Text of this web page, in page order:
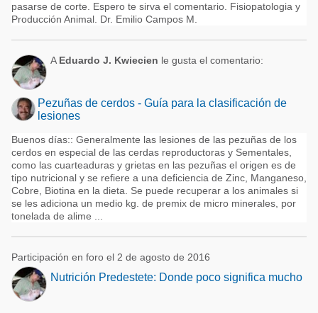
pasarse de corte. Espero te sirva el comentario. Fisiopatologia y
Producción Animal. Dr. Emilio Campos M.
A Eduardo J. Kwiecien le gusta el comentario:
Pezuñas de cerdos - Guía para la clasificación de
lesiones
Buenos días:: Generalmente las lesiones de las pezuñas de los
cerdos en especial de las cerdas reproductoras y Sementales,
como las cuarteaduras y grietas en las pezuñas el origen es de
tipo nutricional y se refiere a una deficiencia de Zinc, Manganeso,
Cobre, Biotina en la dieta. Se puede recuperar a los animales si
se les adiciona un medio kg. de premix de micro minerales, por
tonelada de alime ...
Participación en foro el 2 de agosto de 2016
Nutrición Predestete: Donde poco significa mucho